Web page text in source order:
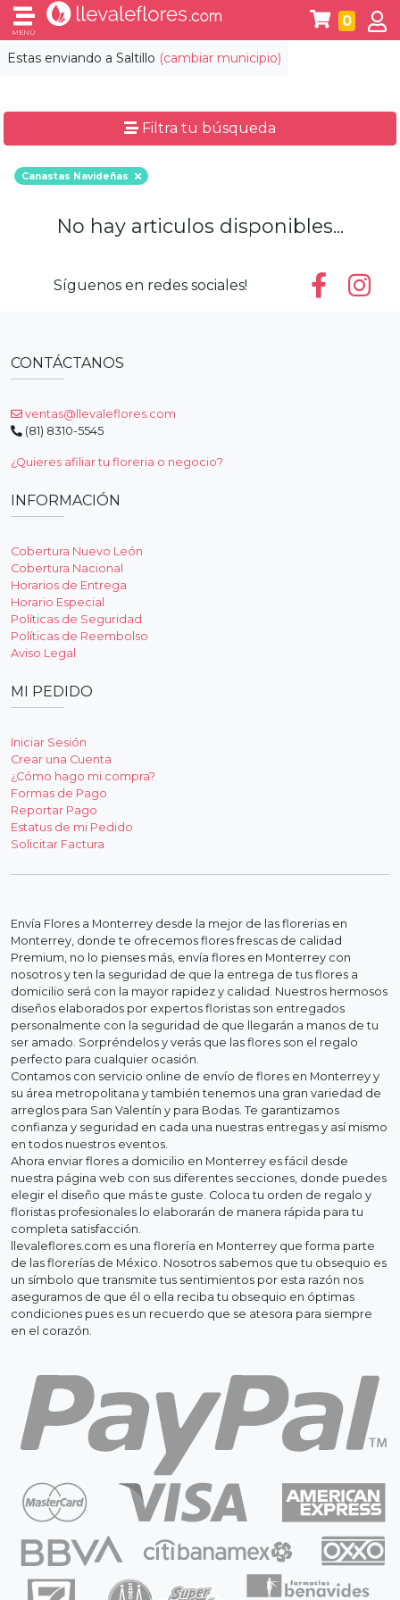
Estas enviando a Saltillo (cambiar municipio)
MENÚ
0
Filtra tu búsqueda
Canastas Navideñas
No hay articulos disponibles...
Síguenos en redes sociales!
CONTÁCTANOS
ventas@llevaleflores.com
(81) 8310-5545
¿Quieres afiliar tu floreria o negocio?
INFORMACIÓN
Cobertura Nuevo León
Cobertura Nacional
Horarios de Entrega
Horario Especial
Políticas de Seguridad
Políticas de Reembolso
Aviso Legal
MI PEDIDO
Iniciar Sesión
Crear una Cuenta
¿Cómo hago mi compra?
Formas de Pago
Reportar Pago
Estatus de mi Pedido
Solicitar Factura
Envía Flores a Monterrey desde la mejor de las florerias en
Monterrey, donde te ofrecemos flores frescas de calidad
Premium, no lo pienses más, envía flores en Monterrey con
nosotros y ten la seguridad de que la entrega de tus flores a
domicilio será con la mayor rapidez y calidad. Nuestros hermosos
diseños elaborados por expertos floristas son entregados
personalmente con la seguridad de que llegarán a manos de tu
ser amado. Sorpréndelos y verás que las flores son el regalo
perfecto para cualquier ocasión.
Contamos con servicio online de envío de flores en Monterrey y
su área metropolitana y también tenemos una gran variedad de
arreglos para San Valentín y para Bodas. Te garantizamos
confianza y seguridad en cada una nuestras entregas y así mismo
en todos nuestros eventos.
Ahora enviar flores a domicilio en Monterrey es fácil desde
nuestra página web con sus diferentes secciones, donde puedes
elegir el diseño que más te guste. Coloca tu orden de regalo y
floristas profesionales lo elaborarán de manera rápida para tu
completa satisfacción.
llevaleflores.com es una florería en Monterrey que forma parte
de las florerías de México. Nosotros sabemos que tu obsequio es
un símbolo que transmite tus sentimientos por esta razón nos
aseguramos de que él o ella reciba tu obsequio en óptimas
condiciones pues es un recuerdo que se atesora para siempre
en el corazón.